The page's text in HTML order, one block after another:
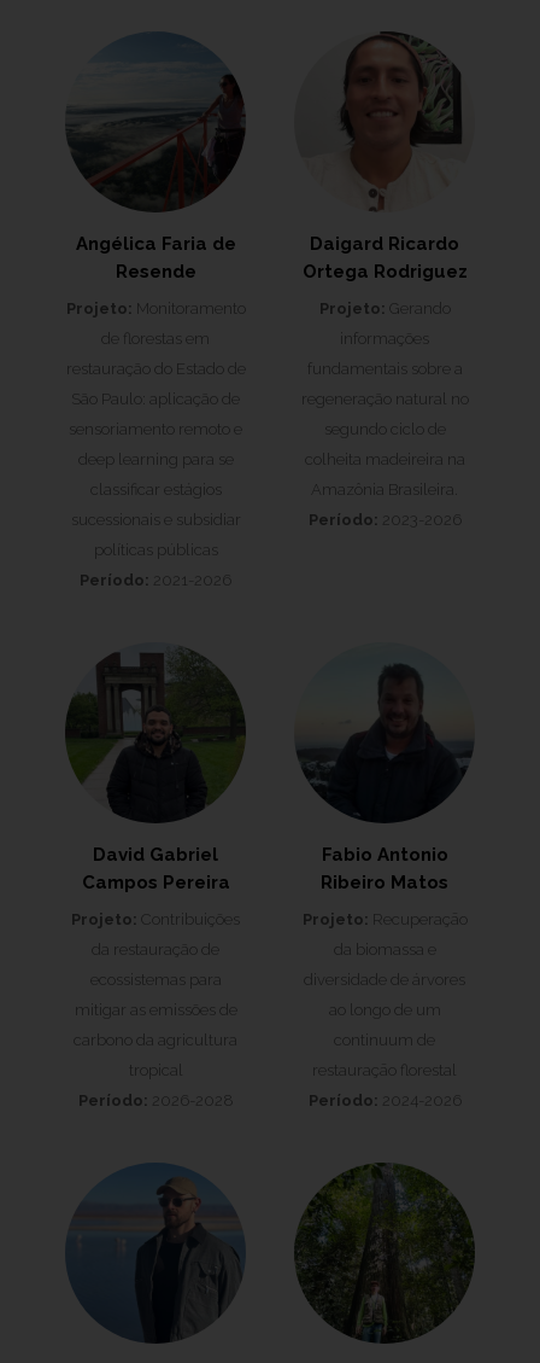
Angélica Faria de
Resende
Projeto: Monitoramento
de florestas em
restauração do Estado de
São Paulo: aplicação de
sensoriamento remoto e
deep learning para se
classificar estágios
sucessionais e subsidiar
políticas públicas
Período: 2021-2026
Daigard Ricardo
Ortega Rodriguez
Projeto: Gerando
informações
fundamentais sobre a
regeneração natural no
segundo ciclo de
colheita madeireira na
Amazônia Brasileira.
Período: 2023-2026
David Gabriel
Campos Pereira
Projeto: Contribuições
da restauração de
ecossistemas para
mitigar as emissões de
carbono da agricultura
tropical
Período: 2026-2028
Fabio Antonio
Ribeiro Matos
Projeto: Recuperaçāo
da biomassa e
diversidade de árvores
ao longo de um
continuum de
restauraçāo florestal
Período: 2024-2026